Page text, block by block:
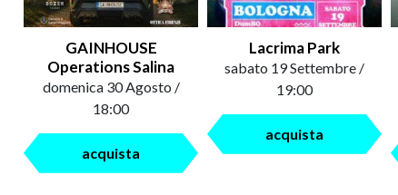
GAINHOUSE
Operations Salina
domenica 30 Agosto /
18:00
acquista
Lacrima Park
sabato 19 Settembre /
19:00
acquista